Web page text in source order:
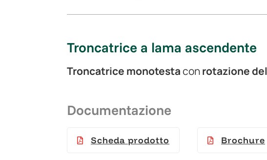
Troncatrice a lama ascendente
Troncatrice monotestaconrotazione
Documentazione
Scheda prodotto Brochure